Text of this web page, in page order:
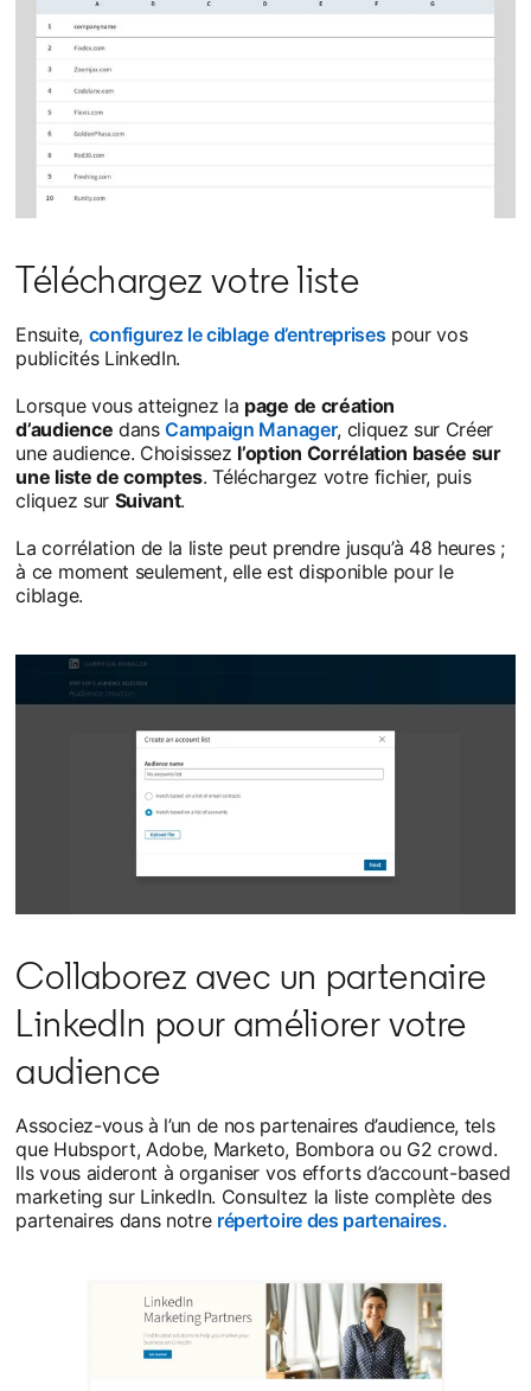
Téléchargez votre liste
Ensuite, configurez le ciblage d’entreprises opens in a new
pour vos
publicités LinkedIn.
Lorsque vous atteignez la page de création
d’audience dansCampaign Manageropens in a new tab
, cliquez sur Créer
une audience. Choisissez l’option Corrélation basée sur
une liste de comptes. Téléchargez votre fichier, puis
cliquez sur Suivant.
La corrélation de la liste peut prendre jusqu’à 48 heures ;
à ce moment seulement, elle est disponible pour le
ciblage.
Collaborez avec un partenaire
LinkedIn pour améliorer votre
audience
Associez-vous à l’un de nos partenaires d’audience, tels
que Hubsport, Adobe, Marketo, Bombora ou G2 crowd.
Ils vous aideront à organiser vos efforts d’account-based
marketing sur LinkedIn. Consultez la liste complète des
partenaires dans notre répertoire des partenaires.